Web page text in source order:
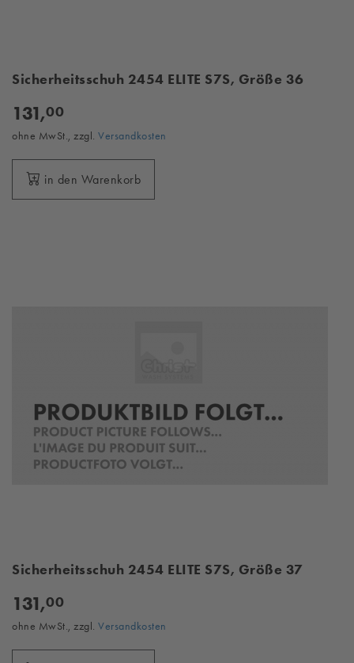
Sicherheitsschuh 2454 ELITE S7S, Größe 36
131,00
ohne MwSt., zzgl. Versandkosten
in den Warenkorb
Sicherheitsschuh 2454 ELITE S7S, Größe 37
131,00
ohne MwSt., zzgl. Versandkosten